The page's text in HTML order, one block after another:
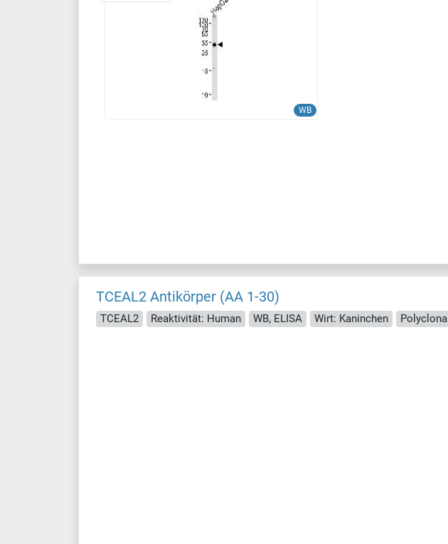
WB
TCEAL2 Antikörper (AA 1-30)
TCEAL2 Reaktivität: Human WB, ELISA Wirt: Kaninchen Polyclonal